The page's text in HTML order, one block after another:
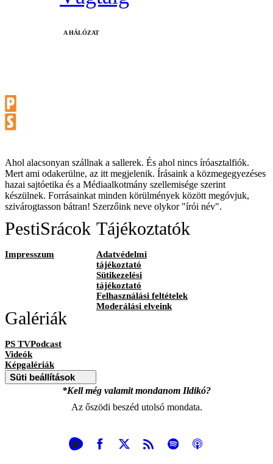
A HÁLÓZAT
Ahol alacsonyan szállnak a sallerek. És ahol nincs íróasztalfiók.
Mert ami odakerülne, az itt megjelenik. Írásaink a közmegegyezéses
hazai sajtóetika és a Médiaalkotmány szellemisége szerint
készülnek. Forrásainkat minden körülmények között megóvjuk,
szivárogtasson bátran! Szerzőink neve olykor "írói név".
PestiSrácok
Impresszum
Tájékoztatók
Adatvédelmi
tájékoztató
Sütikezelési
tájékoztató
Felhasználási feltételek
Moderálási elveink
Galériák
PS TVPodcast
Videók
Képgalériák
Süti beállítások
*Kell még valamit mondanom Ildikó?
Az őszödi beszéd utolsó mondata.